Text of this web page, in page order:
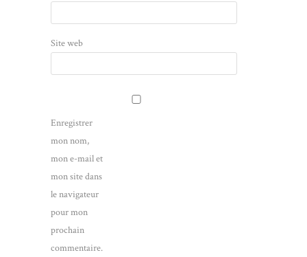
Site web
Enregistrer
mon nom,
mon e-mail et
mon site dans
le navigateur
pour mon
prochain
commentaire.